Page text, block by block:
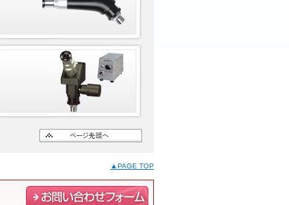
▲PAGE TOP